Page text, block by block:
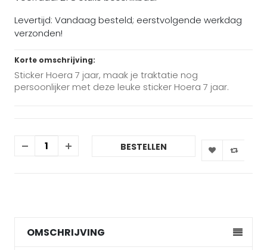
Levertijd: Vandaag besteld; eerstvolgende werkdag
verzonden!
Korte omschrijving:
Sticker Hoera 7 jaar, maak je traktatie nog
persoonlijker met deze leuke sticker Hoera 7 jaar.
BESTELLEN
OMSCHRIJVING